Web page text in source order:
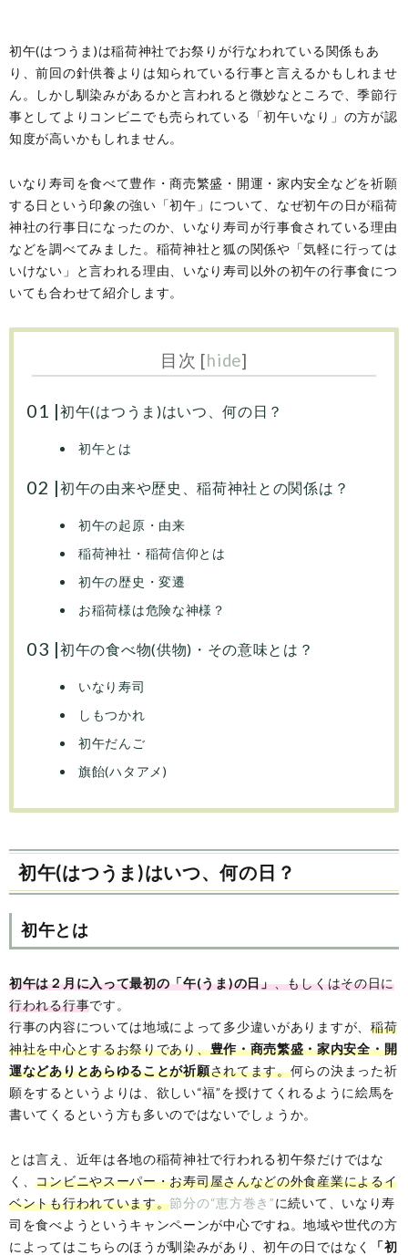
初午(はつうま)は稲荷神社でお祭りが行なわれている関係もあ
り、前回の針供養よりは知られている行事と言えるかもしれませ
ん。しかし馴染みがあるかと言われると微妙なところで、季節行
事としてよりコンビニでも売られている「初午いなり」の方が認
知度が高いかもしれません。
いなり寿司を食べて豊作・商売繁盛・開運・家内安全などを祈願
する日という印象の強い「初午」について、なぜ初午の日が稲荷
神社の行事日になったのか、いなり寿司が行事食されている理由
などを調べてみました。稲荷神社と狐の関係や「気軽に行っては
いけない」と言われる理由、いなり寿司以外の初午の行事食につ
いても合わせて紹介します。
目次 [hide]
初午(はつうま)はいつ、何の日？
初午とは
初午の由来や歴史、稲荷神社との関係は？
初午の起原・由来
稲荷神社・稲荷信仰とは
初午の歴史・変遷
お稲荷様は危険な神様？
初午の食べ物(供物)・その意味とは？
いなり寿司
しもつかれ
初午だんご
旗飴(ハタアメ)
初午(はつうま)はいつ、何の日？
初午とは
初午は２月に入って最初の「午(うま)の日」、もしくはその日に
行われる行事です。
行事の内容については地域によって多少違いがありますが、 稲荷
神社を中心とするお祭りであり、豊作・商売繁盛・家内安全・開
運などありとあらゆることが祈願されてます。何らの決まった祈
願をするというよりは、欲しい“福”を授けてくれるように絵馬を
書いてくるという方も多いのではないでしょうか。
とは言え、近年は各地の稲荷神社で行われる初午祭だけではな
く、コンビニやスーパー・お寿司屋さんなどの外食産業によるイ
ベントも行われています。節分の“恵方巻き”に続いて、いなり寿
司を食べようというキャンペーンが中心ですね。地域や世代の方
によってはこちらのほうが馴染みがあり、初午の日ではなく
「初